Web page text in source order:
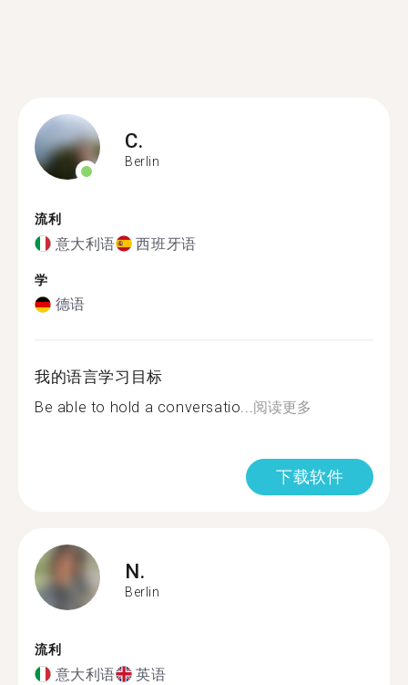
C.
Berlin
流利
意大利语 西班牙语
学
德语
我的语言学习目标
Be able to hold a conversatio...阅读更多
下载软件
N.
Berlin
流利
意大利语 英语